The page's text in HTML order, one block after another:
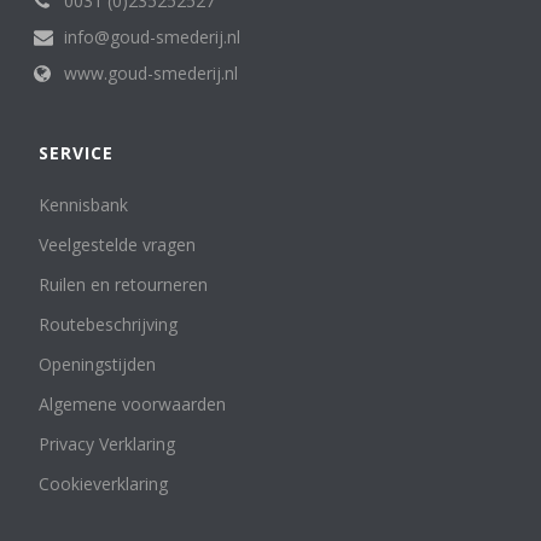
info@goud-smederij.nl
www.goud-smederij.nl
SERVICE
Kennisbank
Veelgestelde vragen
Ruilen en retourneren
Routebeschrijving
Openingstijden
Algemene voorwaarden
Privacy Verklaring
Cookieverklaring